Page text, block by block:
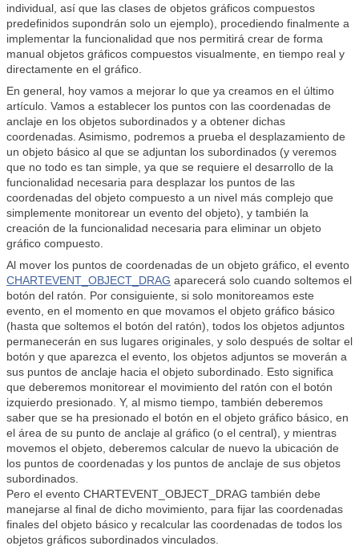
individual, así que las clases de objetos gráficos compuestos
predefinidos supondrán solo un ejemplo), procediendo finalmente a
implementar la funcionalidad que nos permitirá crear de forma
manual objetos gráficos compuestos visualmente, en tiempo real y
directamente en el gráfico.
En general, hoy vamos a mejorar lo que ya creamos en el último
artículo. Vamos a establecer los puntos con las coordenadas de
anclaje en los objetos subordinados y a obtener dichas
coordenadas. Asimismo, podremos a prueba el desplazamiento de
un objeto básico al que se adjuntan los subordinados (y veremos
que no todo es tan simple, ya que se requiere el desarrollo de la
funcionalidad necesaria para desplazar los puntos de las
coordenadas del objeto compuesto a un nivel más complejo que
simplemente monitorear un evento del objeto), y también la
creación de la funcionalidad necesaria para eliminar un objeto
gráfico compuesto.
Al mover los puntos de coordenadas de un objeto gráfico, el evento
CHARTEVENT_OBJECT_DRAG aparecerá solo cuando soltemos el
botón del ratón. Por consiguiente, si solo monitoreamos este
evento, en el momento en que movamos el objeto gráfico básico
(hasta que soltemos el botón del ratón), todos los objetos adjuntos
permanecerán en sus lugares originales, y solo después de soltar el
botón y que aparezca el evento, los objetos adjuntos se moverán a
sus puntos de anclaje hacia el objeto subordinado. Esto significa
que deberemos monitorear el movimiento del ratón con el botón
izquierdo presionado. Y, al mismo tiempo, también deberemos
saber que se ha presionado el botón en el objeto gráfico básico, en
el área de su punto de anclaje al gráfico (o el central), y mientras
movemos el objeto, deberemos calcular de nuevo la ubicación de
los puntos de coordenadas y los puntos de anclaje de sus objetos
subordinados.
Pero el evento CHARTEVENT_OBJECT_DRAG también debe
manejarse al final de dicho movimiento, para fijar las coordenadas
finales del objeto básico y recalcular las coordenadas de todos los
objetos gráficos subordinados vinculados.